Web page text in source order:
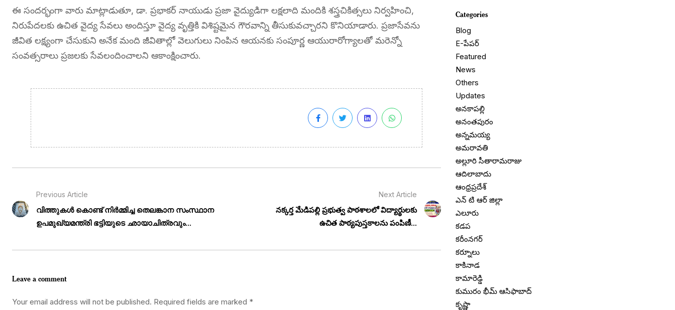
ఈ సందర్భంగా వారు మాట్లాడుతూ, డా. ప్రభాకర్ నాయుడు ప్రజా వైద్యుడిగా లక్షలాది మందికి శస్త్రచికిత్సలు నిర్వహించి,
నిరుపేదలకు ఉచిత వైద్య సేవలు అందిస్తూ వైద్య వృత్తికి విశిష్టమైన గౌరవాన్ని తీసుకువచ్చారని కొనియాడారు. ప్రజాసేవను
జీవిత లక్ష్యంగా చేసుకుని అనేక మంది జీవితాల్లో వెలుగులు నింపిన ఆయనకు సంపూర్ణ ఆయురారోగ్యాలతో మరెన్నో
సంవత్సరాలు ప్రజలకు సేవలందించాలని ఆకాంక్షించారు.
Previous Article
വിത്തുകൾ കൊണ്ട് നിർമ്മിച്ച തെലങ്കാന സംസ്ഥാന
ഉപമുഖ്യമന്ത്രി ഭട്ടിയുടെ ഛായാചിത്രവും...
Next Article
నక్కర్త మేడిపల్లి ప్రభుత్వ పాఠశాలలో విద్యార్థులకు
ఉచిత పాఠ్యపుస్తకాలను పంపిణీ...
Leave a comment
Your email address will not be published. Required fields are marked *
Categories
Blog
E-పేపర్
Featured
News
Others
Updates
అనకాపల్లి
అనంతపురం
అన్నమయ్య
అమరావతి
అల్లూరి సీతారామరాజు
ఆదిలాబాదు
ఆంధ్రప్రదేశ్
ఎన్ టి ఆర్ జిల్లా
ఎలూరు
కడప
కరీంనగర్
కర్నూలు
కాకినాడ
కామారెడ్డి
కుమురం భీమ్ ఆసిఫాబాద్
కృష్ణా